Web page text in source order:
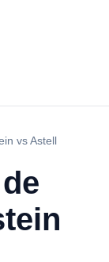
vs Astell